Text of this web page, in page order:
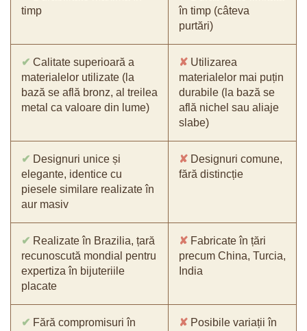
timp
în timp (câteva
purtări)
✔ Calitate superioară a
materialelor utilizate (la
bază se află bronz, al treilea
metal ca valoare din lume)
✘ Utilizarea
materialelor mai puțin
durabile (la bază se
află nichel sau aliaje
slabe)
✔ Designuri unice și
elegante, identice cu
piesele similare realizate în
aur masiv
✘ Designuri comune,
fără distincție
✔ Realizate în Brazilia, țară
recunoscută mondial pentru
expertiza în bijuteriile
placate
✘ Fabricate în țări
precum China, Turcia,
India
✔ Fără compromisuri în
✘ Posibile variații în